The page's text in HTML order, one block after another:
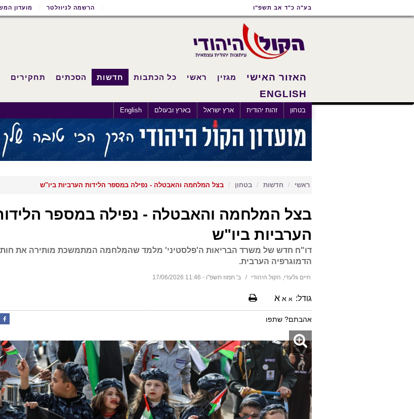
נגישות
ראשי
ראשי
בע"ה כ"ד אב תשפ"ו הרשמה לניוזלטר מועדון
האזור האישי מגזין ראשי כל הכתבות חדשות
בטחון זהות יהודית ארץ ישראל בארץ ובעולם English
הסכתים תחקירים
ENGLISH
ראשי חדשות בטחון בצל המלחמה והאבטלה - נפילה במספר הלידות הערביות ביו"ש
בצל המלחמה והאבטלה - נפילה במספר
הערביות ביו"ש
דו"ח חדש של משרד הבריאות ה'פלסטיני' מלמד שהמלחמה המתמשכת מותירה את
הדמוגרפיה הערבית.
חיים גלעדי, הקול היהודי ב' תמוז תשפ"ו - 11:46 17/06/2026
גודל: א א א
אהבתם? שתפו